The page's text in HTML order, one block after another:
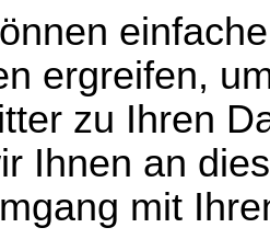
ergreifen,
zu Ihren
Ihnen an
mit